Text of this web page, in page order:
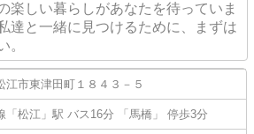
楽しい暮らしがあなたを待っていま
達と一緒に見つけるために、まずは
。
江市東津田町 １８４３－５
「 松江 」駅 バス16分 「馬橋」 停歩3分